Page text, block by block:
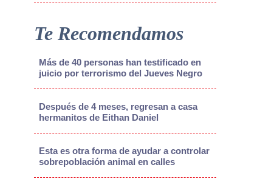
Te Recomendamos
Más de 40 personas han testificado en
juicio por terrorismo del Jueves Negro
Después de 4 meses, regresan a casa
hermanitos de Eithan Daniel
Esta es otra forma de ayudar a controlar
sobrepoblación animal en calles